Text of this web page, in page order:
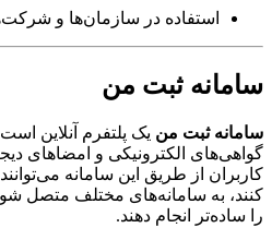
استفاده در سازمان‌ها و
سامانه ثبت من
سامانه ثبت من یک پلتفرم آنلاین
گواهی‌های الکترونیکی و امضاهای
کاربران از طریق این سامانه
کنند، به سامانه‌های مختلف متصل
را ساده‌تر انجام دهند.